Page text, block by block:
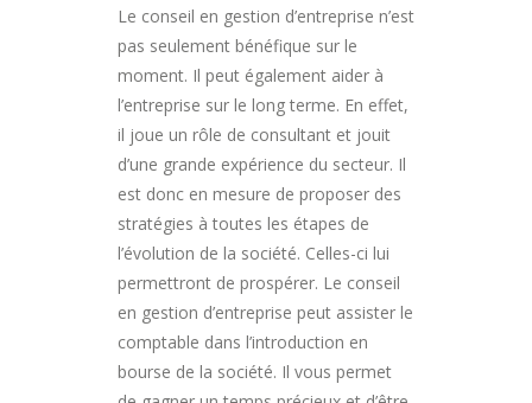
Le conseil en gestion d’entreprise n’est
pas seulement bénéfique sur le
moment. Il peut également aider à
l’entreprise sur le long terme. En effet,
il joue un rôle de consultant et jouit
d’une grande expérience du secteur. Il
est donc en mesure de proposer des
stratégies à toutes les étapes de
l’évolution de la société. Celles-ci lui
permettront de prospérer. Le conseil
en gestion d’entreprise peut assister le
comptable dans l’introduction en
bourse de la société. Il vous permet